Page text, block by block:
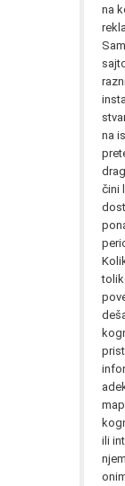
na
na
čini
ili